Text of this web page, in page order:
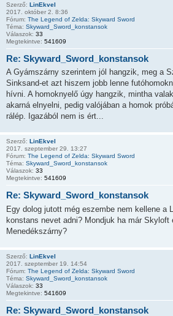
Szerző: LinEkvel
2017. október 2. 8:36
Fórum: The Legend of Zelda: Skyward Sword
Téma: Skyward_Sword_konstansok
Válaszok: 33
Megtekintve: 541609
Re: Skyward_Sword_konstansok
A Gyámszárny szerintem jól hangzik, meg a
Sinksand-et azt hiszem jobb lenne
hívni. A homoknyelő úgy hangzik, mintha
akarná elnyelni, pedig valójában a homok
rálép. Igazából nem is ért...
Szerző: LinEkvel
2017. szeptember 29. 13:27
Fórum: The Legend of Zelda: Skyward Sword
Téma: Skyward_Sword_konstansok
Válaszok: 33
Megtekintve: 541609
Re: Skyward_Sword_konstansok
Egy dolog jutott még eszembe nem kellene a
konstans nevet adni? Mondjuk ha már Skyloft
Menedékszárny?
Szerző: LinEkvel
2017. szeptember 19. 14:54
Fórum: The Legend of Zelda: Skyward Sword
Téma: Skyward_Sword_konstansok
Válaszok: 33
Megtekintve: 541609
Re: Skyward_Sword_konstansok